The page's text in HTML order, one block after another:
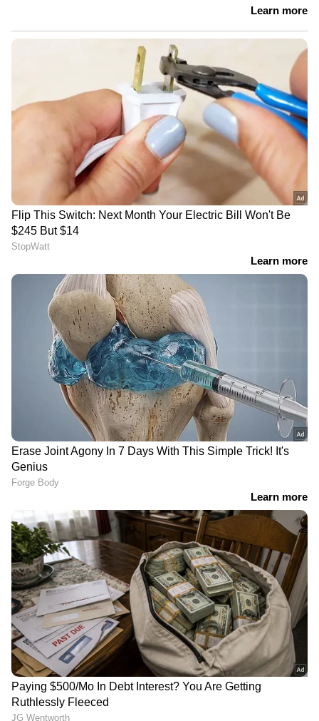
സഫ്‌വാന്‍റെ കുടുംബം. അദ്ദേഹത്തിന്‍റെ മൂത്ത
സഹോദരനും ദുബായിൽ സ്വകാര്യ
സ്ഥാപനത്തിൽ ജോലി ചെയ്യുന്നുണ്ട്.